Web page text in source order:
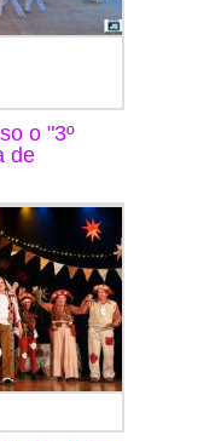
o "3º
de